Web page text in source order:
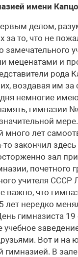
имени
делом,
за то, что не
замечательного
меценатами и
рода
воздавая им
немногие
гимназии
много лет
то закончил здесь
зал
почетного
учителя СССР
важно, что
лет нередко
гимназиста 19
учебное
Вот и на
гимназией. В